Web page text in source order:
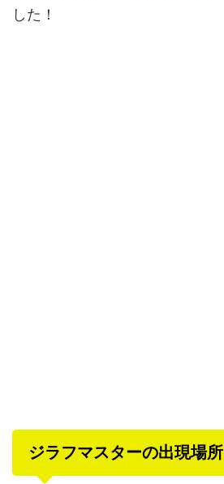
した！
ジラフマスターの出現場所